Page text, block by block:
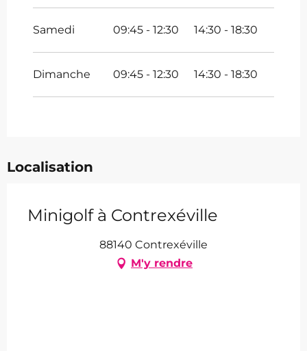
Samedi 09:45 - 12:30 14:30 - 18:30
Dimanche 09:45 - 12:30 14:30 - 18:30
Localisation
Minigolf à Contrexéville
88140 Contrexéville
M'y rendre